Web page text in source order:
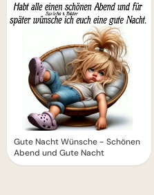
Gute Nacht Wünsche - Schönen
Abend und Gute Nacht